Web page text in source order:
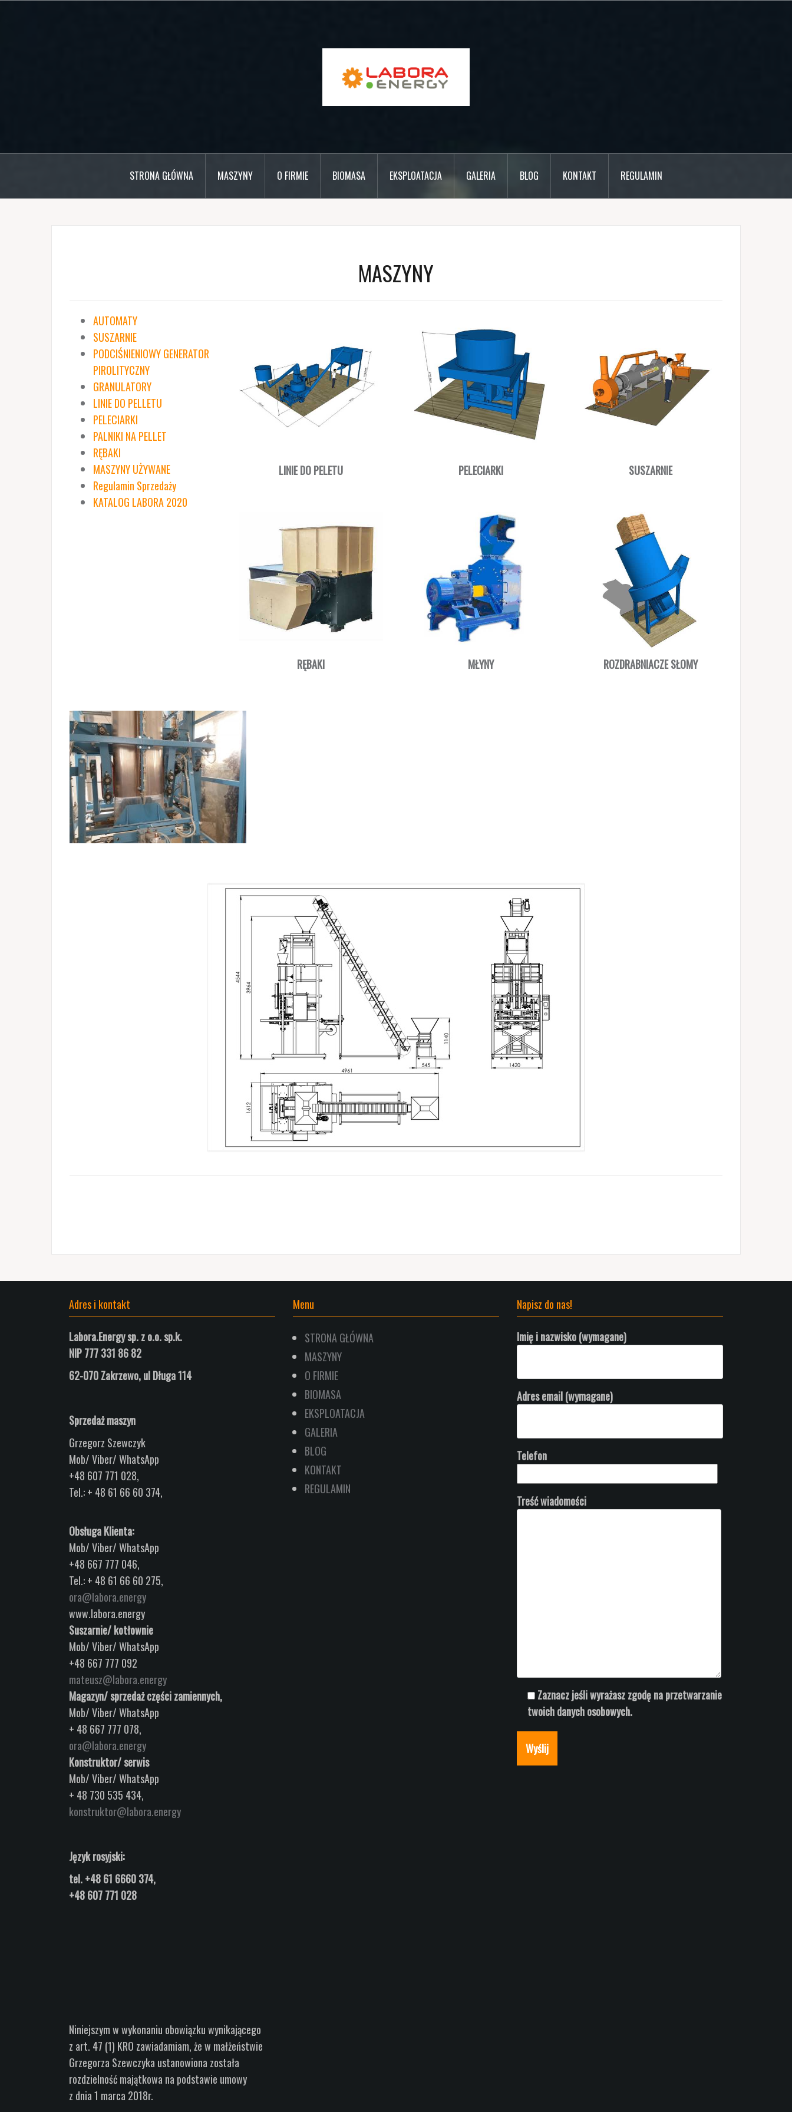
STRONA GŁÓWNA MASZYNY O FIRMIE BIOMASA EKSPLOATACJA GALERIA BLOG KONTAKT REGULAMIN
MASZYNY
AUTOMATY
SUSZARNIE
PODCIŚNIENIOWY GENERATOR
PIROLITYCZNY
GRANULATORY
LINIE DO PELLETU
PELECIARKI
PALNIKI NA PELLET
RĘBAKI
MASZYNY UŻYWANE
Regulamin Sprzedaży
KATALOG LABORA 2020
LINIE DO PELETU
RĘBAKI
PELECIARKI
MŁYNY
SUSZARNIE
ROZDRABNIACZE SŁOMY
Adres i kontakt
Labora.Energy sp. z o.o. sp.k.
NIP 777 331 86 82
62-070 Zakrzewo, ulDługa114
Sprzedaż maszyn
Grzegorz Szewczyk
Mob/ Viber/ WhatsApp
+48 607 771 028,
Tel.: + 48 61 66 60 374,
Obsługa Klienta:
Mob/ Viber/ WhatsApp
+48 667 777 046,
Tel.: + 48 61 66 60 275,
ora@labora.energy
www.labora.energy
Suszarnie/ kotłownie
Mob/ Viber/ WhatsApp
+48 667 777 092
mateusz@labora.energy
Magazyn/ sprzedaż części zamiennych,
Mob/ Viber/ WhatsApp
+ 48 667 777 078,
ora@labora.energy
Konstruktor/ serwis
Mob/ Viber/ WhatsApp
+ 48 730 535 434,
konstruktor@labora.energy
Język rosyjski:
tel.+48 61 6660 374,
+48 607 771 028
Niniejszym w wykonaniu obowiązku wynikającego
z art. 47 (1) KRO zawiadamiam, że w małżeństwie
Grzegorza Szewczyka ustanowiona została
rozdzielnośćmajątkowa na podstawie umowy
z dnia 1 marca 2018r.
Menu
STRONA GŁÓWNA
MASZYNY
O FIRMIE
BIOMASA
EKSPLOATACJA
GALERIA
BLOG
KONTAKT
REGULAMIN
Napisz do nas!
Imię i nazwisko (wymagane)
Adres email (wymagane)
Telefon
Treść wiadomości
Zaznacz jeśli wyrażasz zgodę na przetwarzanie
twoich danych osobowych.